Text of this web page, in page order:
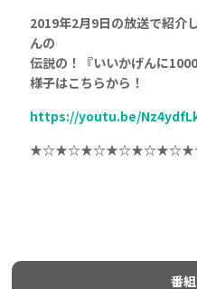
2019年2月9日の放送で紹介
んの
伝説の！『いいかげんに
様子はこちらから！
https://youtu.be/
番